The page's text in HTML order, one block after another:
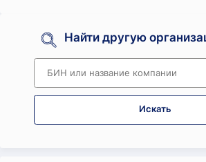
Найти другую
Искать